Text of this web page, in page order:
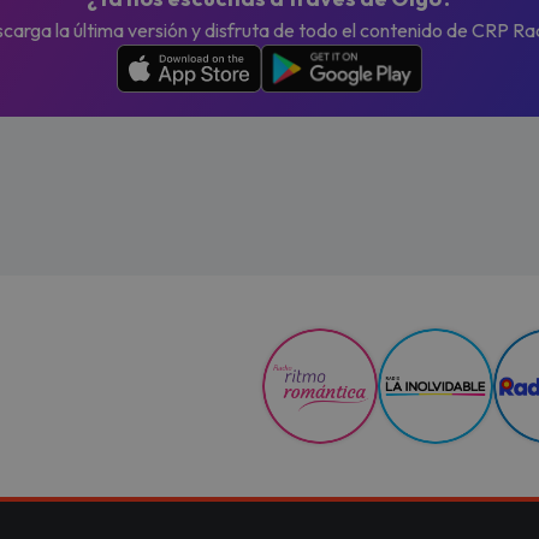
la última versión y disfruta de todo el contenido de CRP